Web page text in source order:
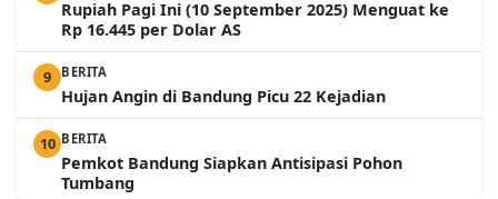
Rupiah Pagi Ini (10 September 2025) Menguat ke
Rp 16.445 per Dolar AS
9 BERITA
Hujan Angin di Bandung Picu 22 Kejadian
10 BERITA
Pemkot Bandung Siapkan Antisipasi Pohon
Tumbang